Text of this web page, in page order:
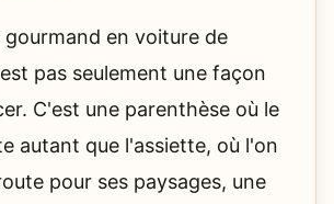
en voiture de
pas seulement une façon
C'est une parenthèse où le
autant que l'assiette, où l'on
pour ses paysages, une